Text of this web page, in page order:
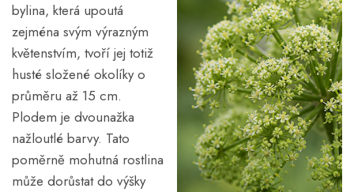
bylina, která upoutá
zejména svým výrazným
květenstvím, tvoří jej totiž
husté složené okolíky o
průměru až 15 cm.
Plodem je dvounažka
nažloutlé barvy. Tato
poměrně mohutná rostlina
může dorůstat do výšky